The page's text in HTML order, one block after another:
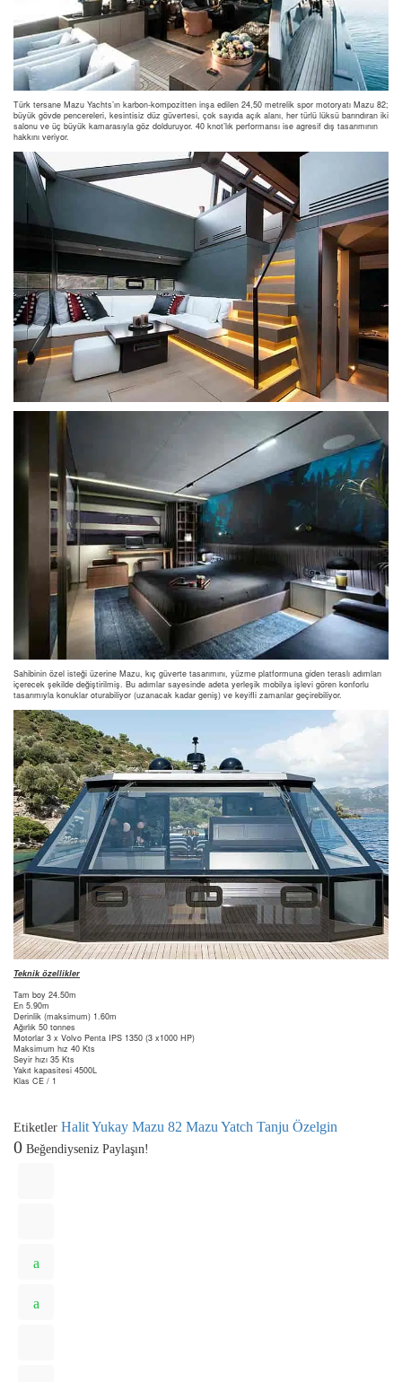
Türk tersane Mazu Yachts’ın karbon-kompozitten inşa edilen 24,50 metrelik spor motoryatı Mazu 82;
büyük gövde pencereleri, kesintisiz düz güvertesi, çok sayıda açık alanı, her türlü lüksü barındıran iki
salonu ve üç büyük kamarasıyla göz dolduruyor. 40 knot’lık performansı ise agresif dış tasarımının
hakkını veriyor.
Sahibinin özel isteği üzerine Mazu, kıç güverte tasarımını, yüzme platformuna giden teraslı adımları
içerecek şekilde değiştirilmiş. Bu adımlar sayesinde adeta yerleşik mobilya işlevi gören konforlu
tasarımıyla konuklar oturabiliyor (uzanacak kadar geniş) ve keyifli zamanlar geçirebiliyor.
Teknik özellikler
Tam boy 24.50m
En 5.90m
Derinlik (maksimum) 1.60m
Ağırlık 50 tonnes
Motorlar 3 x Volvo Penta IPS 1350 (3 x1000 HP)
Maksimum hız 40 Kts
Seyir hızı 35 Kts
Yakıt kapasitesi 4500L
Klas CE / 1
Etiketler Halit Yukay Mazu 82 Mazu Yatch Tanju Özelgin
0 Beğendiyseniz Paylaşın!